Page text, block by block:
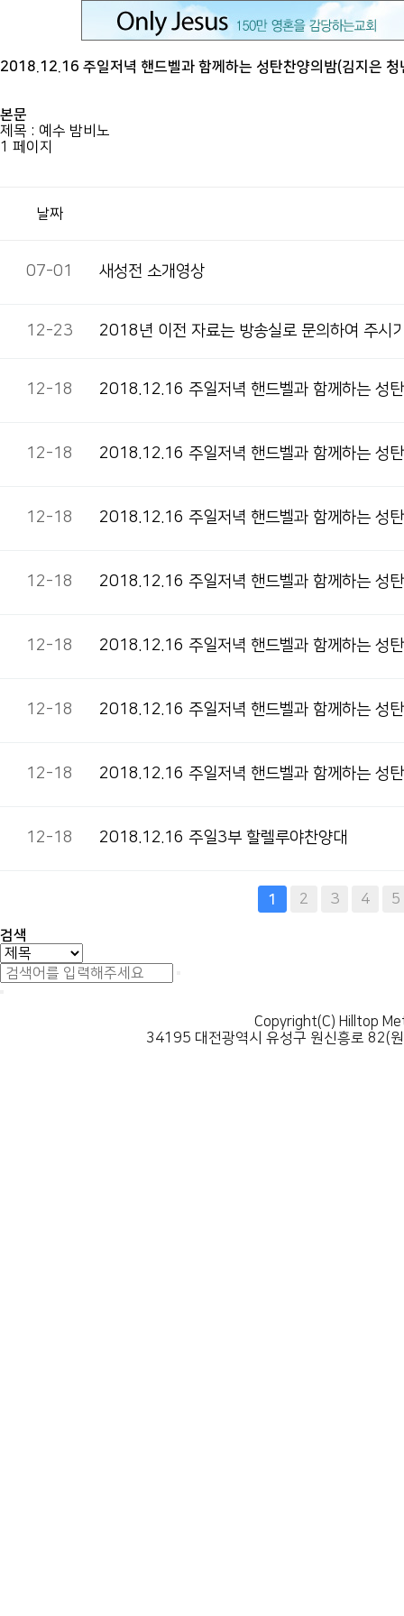
2018.12.16 주일저녁 핸드벨과 함께하는 성탄찬양의밤(김지은 청
본문
제목 : 예수 밤비노
1 페이지
날짜
07-01 새성전 소개영상
12-23 2018년 이전 자료는 방송실로 문의하여 주시
12-18 2018.12.16 주일저녁 핸드벨과 함께하는 성
12-18 2018.12.16 주일저녁 핸드벨과 함께하는 성
12-18 2018.12.16 주일저녁 핸드벨과 함께하는 성
12-18 2018.12.16 주일저녁 핸드벨과 함께하는 성
12-18 2018.12.16 주일저녁 핸드벨과 함께하는 성
12-18 2018.12.16 주일저녁 핸드벨과 함께하는 성
12-18 2018.12.16 주일저녁 핸드벨과 함께하는 성
12-18 2018.12.16 주일3부 할렐루야찬양대
1 2 3 4 5
검색
Copyright(C) Hilltop
34195 대전광역시 유성구 원신흥로